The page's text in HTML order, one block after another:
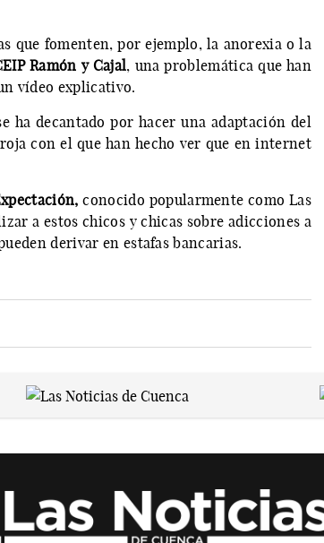
que fomenten, por ejemplo, la anorexia o la
Ramón y Cajal, una problemática que han
vídeo explicativo.
ha decantado por hacer una adaptación del
con el que han hecho ver que en internet
conocido popularmente como Las
a estos chicos y chicas sobre adicciones a
derivar en estafas bancarias.